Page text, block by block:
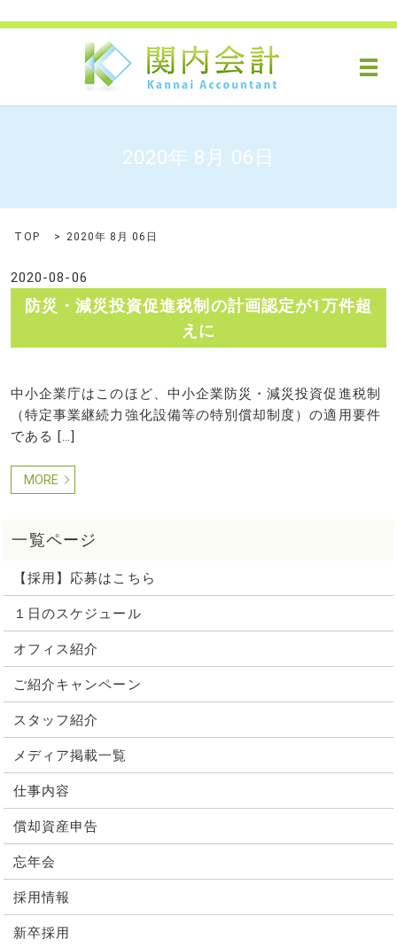
メ
2020年 8月 06日
TOP 2020年 8月 06日
2020-08-06
防災・減災投資促進税制の計画認定が1万件超
えに
中小企業庁はこのほど、中小企業防災・減災投資促進税制
（特定事業継続力強化設備等の特別償却制度）の適用要件
である […]
MORE
【採用】応募はこちら
１日のスケジュール
オフィス紹介
ご紹介キャンペーン
スタッフ紹介
メディア掲載一覧
仕事内容
償却資産申告
忘年会
採用情報
新卒採用